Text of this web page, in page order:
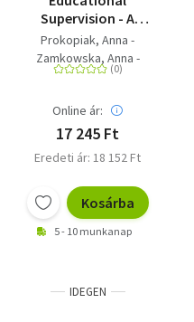
Supervision - A
Guidebook
Prokopiak, Anna -
Zamkowska, Anna -
Prysak, Dorota
Online ár:
17 245 Ft
Eredeti ár: 18 152 Ft
Kosárba
5 - 10 munkanap
IDEGEN